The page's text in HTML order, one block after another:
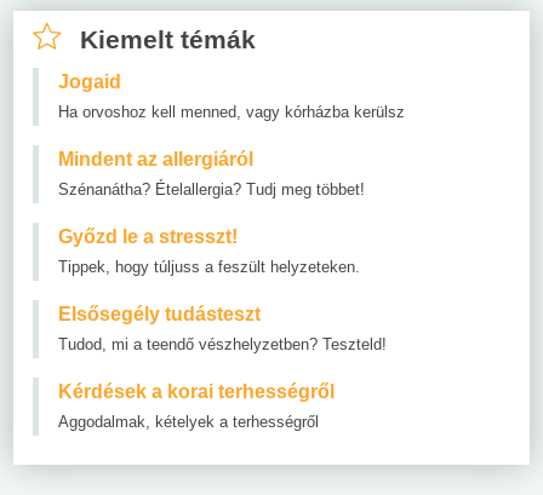
Kiemelt témák
Jogaid
Ha orvoshoz kell menned, vagy kórházba kerülsz
Mindent az allergiáról
Szénanátha? Ételallergia? Tudj meg többet!
Győzd le a stresszt!
Tippek, hogy túljuss a feszült helyzeteken.
Elsősegély tudásteszt
Tudod, mi a teendő vészhelyzetben? Teszteld!
Kérdések a korai terhességről
Aggodalmak, kételyek a terhességről